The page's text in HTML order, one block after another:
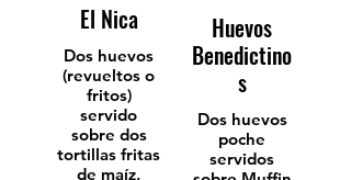
El Nica
Dos huevos
(revueltos o
fritos)
servido
sobre dos
tortillas fritas
de maíz,
Huevos
Benedictino
s
Dos huevos
poche
servidos